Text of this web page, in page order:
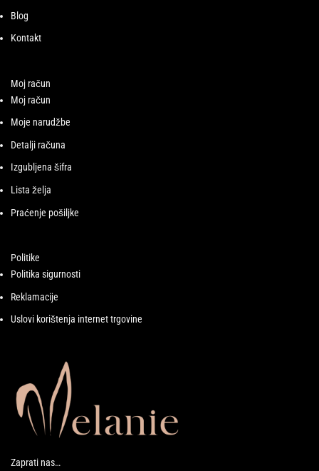
Blog
Kontakt
Moj račun
Moj račun
Moje narudžbe
Detalji računa
Izgubljena šifra
Lista želja
Praćenje pošiljke
Politike
Politika sigurnosti
Reklamacije
Uslovi korištenja internet trgovine
Zaprati nas…